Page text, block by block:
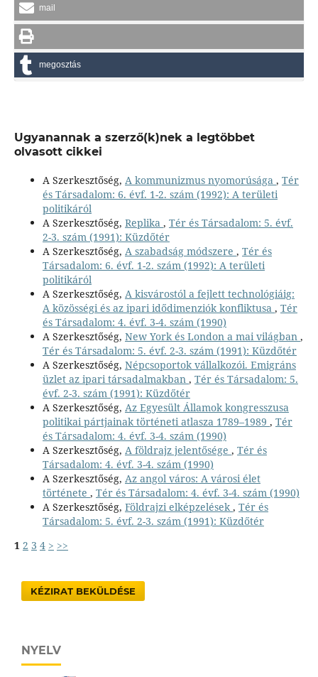
mail
megosztás
Ugyanannak a szerző(k)nek a legtöbbet
olvasott cikkei
A Szerkesztőség, A kommunizmus nyomorúsága , Tér
és Társadalom: 6. évf. 1-2. szám (1992): A területi
politikáról
A Szerkesztőség, Replika , Tér és Társadalom: 5. évf.
2-3. szám (1991): Küzdőtér
A Szerkesztőség, A szabadság módszere , Tér és
Társadalom: 6. évf. 1-2. szám (1992): A területi
politikáról
A Szerkesztőség, A kisvárostól a fejlett technológiáig:
A közösségi és az ipari idődimenziók konfliktusa , Tér
és Társadalom: 4. évf. 3-4. szám (1990)
A Szerkesztőség, New York és London a mai világban ,
Tér és Társadalom: 5. évf. 2-3. szám (1991): Küzdőtér
A Szerkesztőség, Népcsoportok vállalkozói. Emigráns
üzlet az ipari társadalmakban , Tér és Társadalom: 5.
évf. 2-3. szám (1991): Küzdőtér
A Szerkesztőség, Az Egyesült Államok kongresszusa
politikai pártjainak történeti atlasza 1789–1989 , Tér
és Társadalom: 4. évf. 3-4. szám (1990)
A Szerkesztőség, A földrajz jelentősége , Tér és
Társadalom: 4. évf. 3-4. szám (1990)
A Szerkesztőség, Az angol város: A városi élet
története , Tér és Társadalom: 4. évf. 3-4. szám (1990)
A Szerkesztőség, Földrajzi elképzelések , Tér és
Társadalom: 5. évf. 2-3. szám (1991): Küzdőtér
1 2 3 4 > >>
KÉZIRAT BEKÜLDÉSE
NYELV